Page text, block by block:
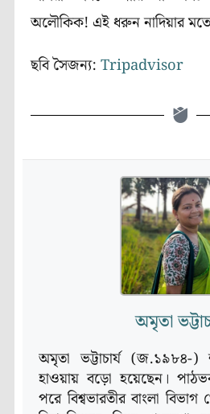
অলৌকিক! এই ধরুন নাদিয়ার
ছবি সৈজন্য: Tripadvisor
অমৃতা
অমৃতা ভট্টাচার্য (জ.১৯৮৪-)
হাওয়ায় বড়ো হয়েছেন।
পরে বিশ্বভারতীর বাংলা